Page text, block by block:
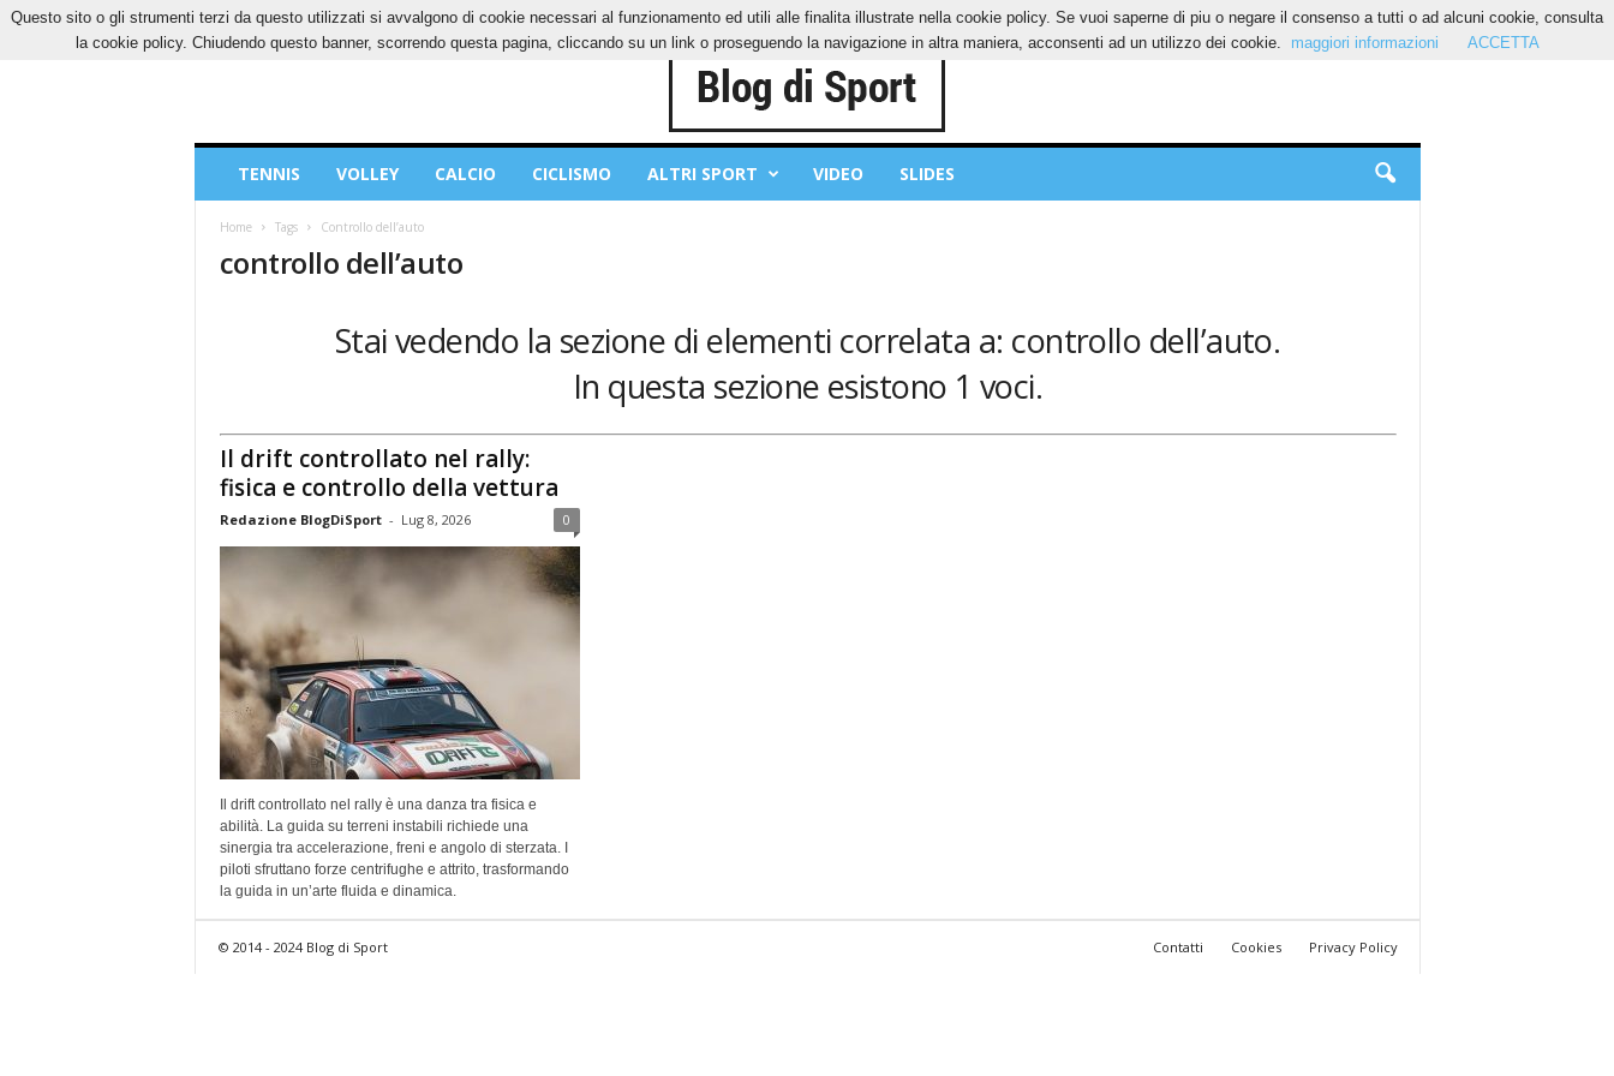
SABATO, 8 AGOSTO 2026 CONTATTI COOKIES PRIVACY POLICY
Sport
TENNIS VOLLEY CALCIO CICLISMO ALTRI SPORT VIDEO SLIDES
Home Tags Controllo dell’auto
controllo dell’auto
Stai vedendo la sezione di elementi correlata a: controllo dell’auto.
In questa sezione esistono 1 voci.
Il drift controllato nel rally:
fisica e controllo della vettura
Redazione BlogDiSport - Lug 8, 2026 0
Il drift controllato nel rally è una danza tra fisica e
abilità. La guida su terreni instabili richiede una
sinergia tra accelerazione, freni e angolo di sterzata. I
piloti sfruttano forze centrifughe e attrito, trasformando
la guida in un’arte fluida e dinamica.
Contatti Cookies Privacy Policy
© 2014 - 2024 Blog di Sport
Questo sito o gli strumenti terzi da questo utilizzati si avvalgono di cookie necessari al funzionamento ed utili alle finalita illustrate nella cookie policy. Se vuoi saperne di piu o negare il consenso a tutti o ad alcuni cookie, consulta
la cookie policy. Chiudendo questo banner, scorrendo questa pagina, cliccando su un link o proseguendo la navigazione in altra maniera, acconsenti ad un utilizzo dei cookie.
maggiori informazioni ACCETTA